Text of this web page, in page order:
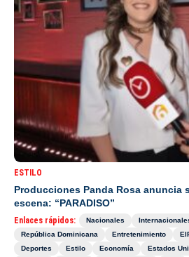
ESTILO
Producciones Panda Rosa anuncia
escena: “PARADISO”
Enlaces rápidos: Nacionales
República Dominicana
Entretenimiento
Deportes
Estilo Economía Estados